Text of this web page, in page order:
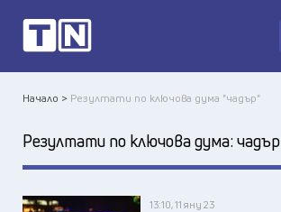
Начало > Резултати по ключова дума "чадър"
Резултати по ключова дума: чадър
13:10, 11 яну 23